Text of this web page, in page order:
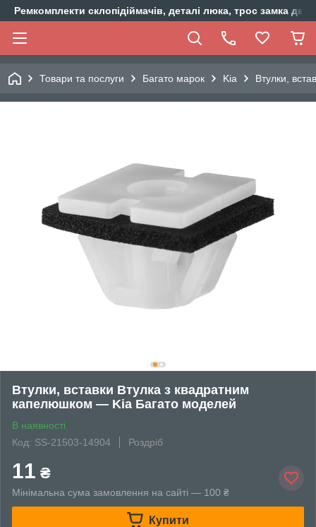
Ремкомплекти склопідіймачів, деталі люка, трос замка
Товари та послуги Багато марок Kia Втулки,
Втулки, вставки Втулка з квадратним
капелюшком — Kia Багато моделей
В наявності
Код: SS-21503-14904
Роздріб
11 ₴
Мінімальна сума замовлення на сайті — 100 ₴
Купити